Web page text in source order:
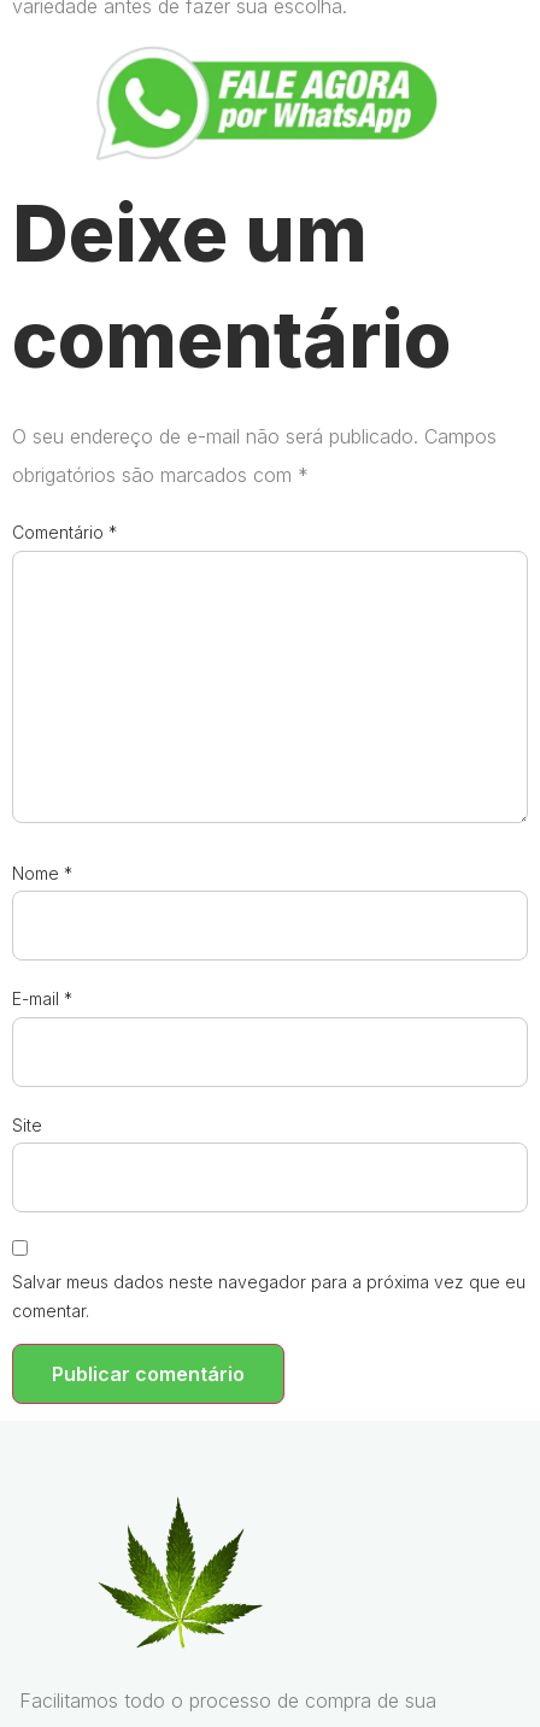
variedade antes de fazer sua escolha.
Deixe um
comentário
O seu endereço de e-mail não será publicado. Campos
obrigatórios são marcados com *
Comentário *
Nome *
E-mail *
Site
Salvar meus dados neste navegador para a próxima vez que eu
comentar.
Facilitamos todo o processo de compra de sua